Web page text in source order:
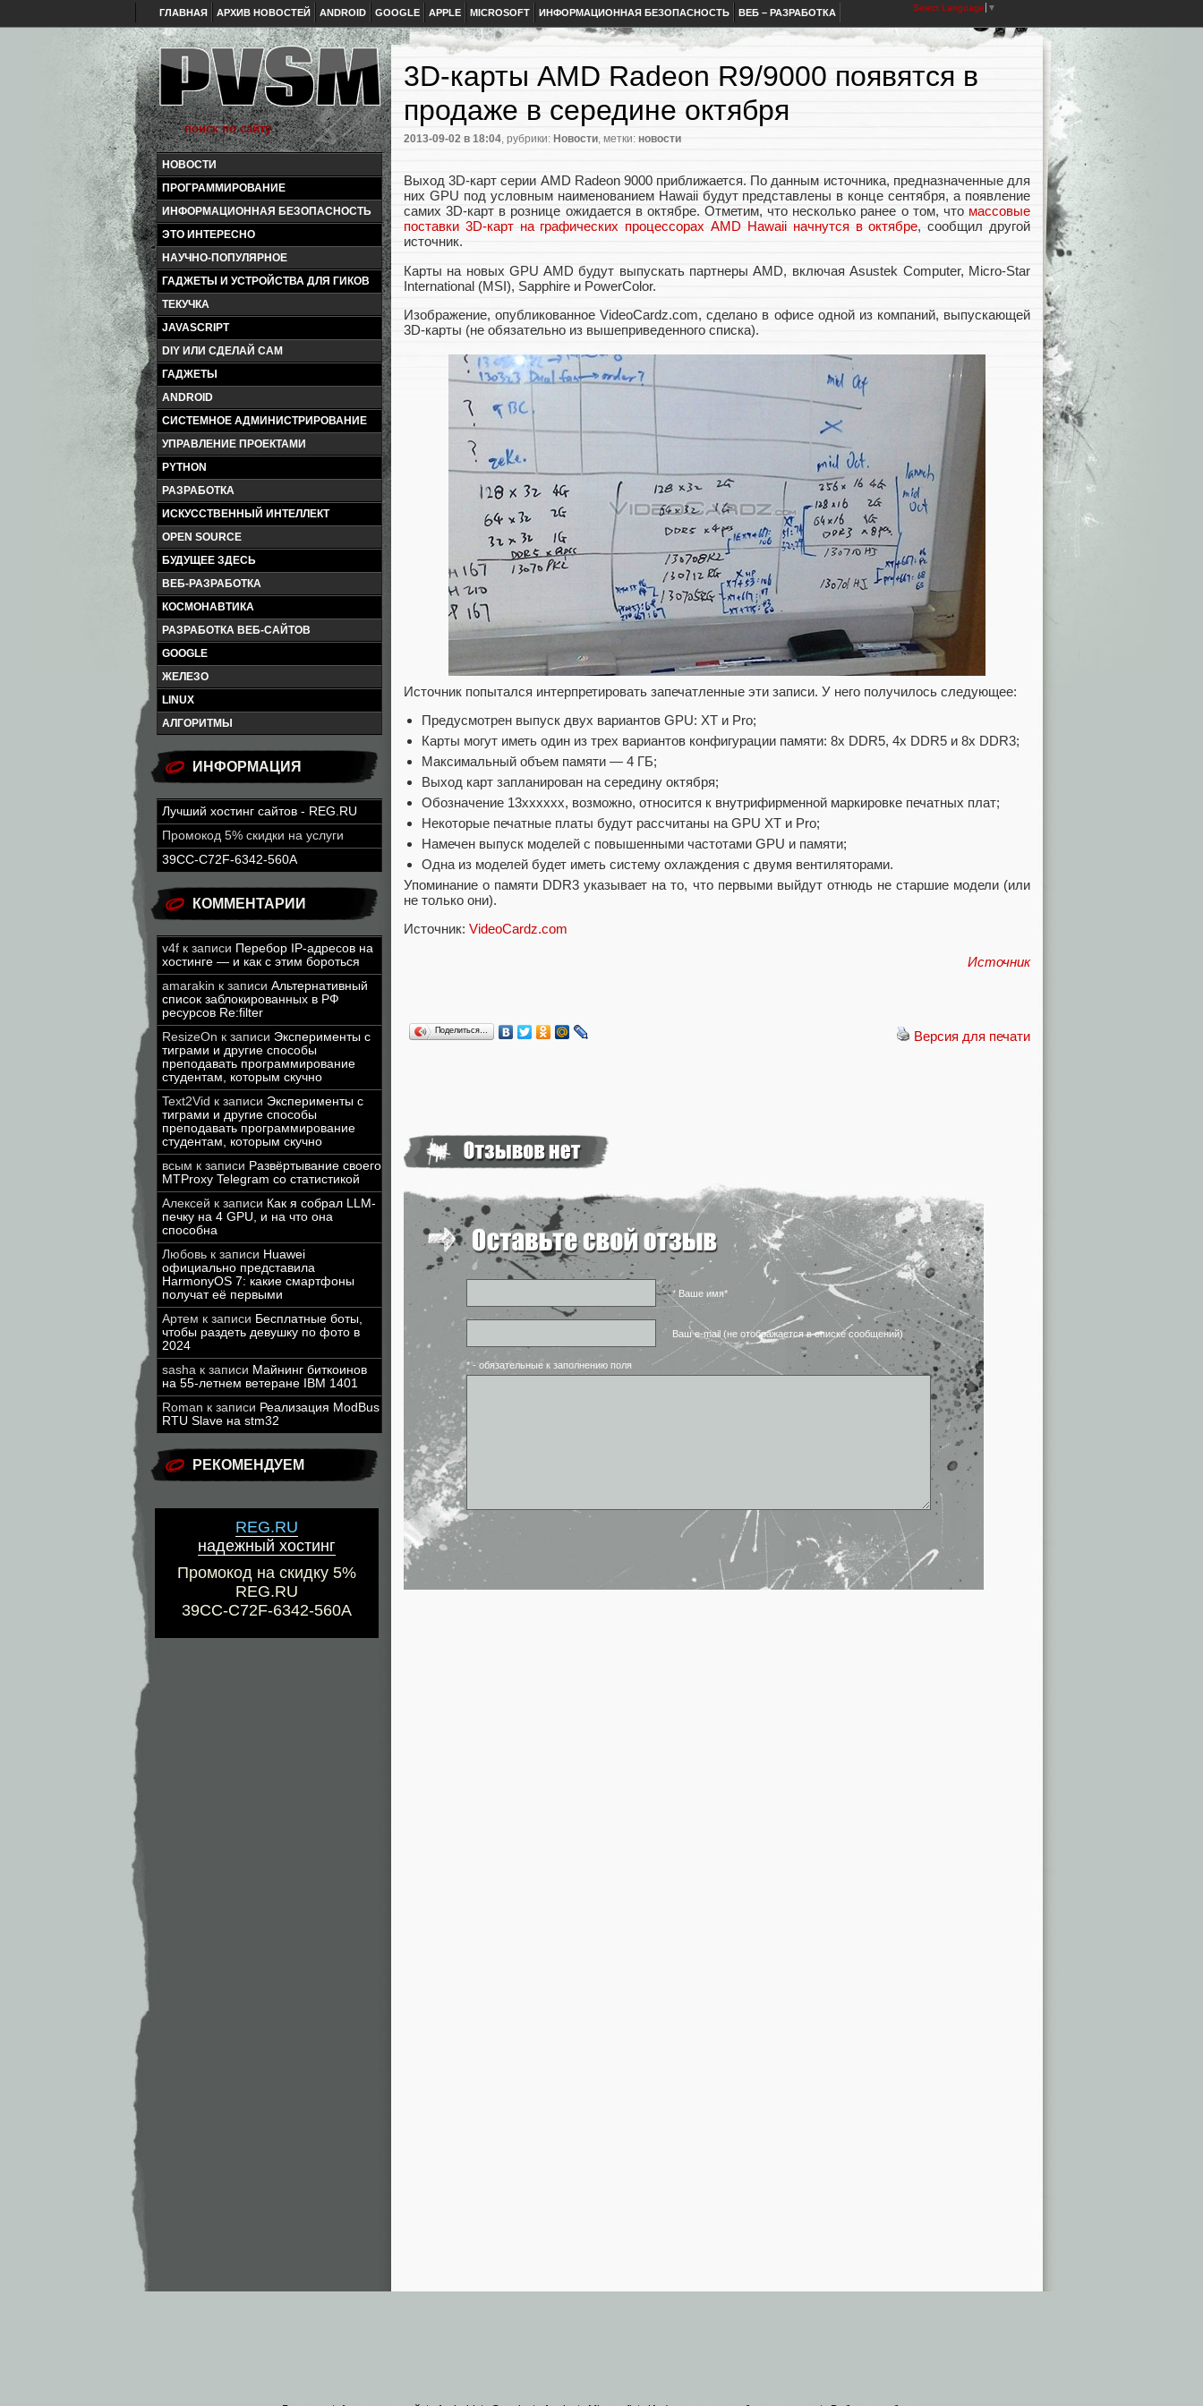
ГЛАВНАЯ АРХИВ НОВОСТЕЙ ANDROID GOOGLE APPLE MICROSOFT ИНФОРМАЦИОННАЯ БЕЗОПАСНОСТЬ ВЕБ – РАЗРАБОТКА Select Language ▼
НОВОСТИ
ПРОГРАММИРОВАНИЕ
ИНФОРМАЦИОННАЯ БЕЗОПАСНОСТЬ
ЭТО ИНТЕРЕСНО
НАУЧНО-ПОПУЛЯРНОЕ
ГАДЖЕТЫ И УСТРОЙСТВА ДЛЯ ГИКОВ
ТЕКУЧКА
JAVASCRIPT
DIY ИЛИ СДЕЛАЙ САМ
ГАДЖЕТЫ
ANDROID
СИСТЕМНОЕ АДМИНИСТРИРОВАНИЕ
УПРАВЛЕНИЕ ПРОЕКТАМИ
PYTHON
РАЗРАБОТКА
ИСКУССТВЕННЫЙ ИНТЕЛЛЕКТ
OPEN SOURCE
БУДУЩЕЕ ЗДЕСЬ
ВЕБ-РАЗРАБОТКА
КОСМОНАВТИКА
РАЗРАБОТКА ВЕБ-САЙТОВ
GOOGLE
ЖЕЛЕЗО
LINUX
АЛГОРИТМЫ
ИНФОРМАЦИЯ
Лучший хостинг сайтов - REG.RU
Промокод 5% скидки на услуги
39CC-C72F-6342-560A
КОММЕНТАРИИ
v4f к записи Перебор IP-адресов на
хостинге — и как с этим бороться
amarakin к записи Альтернативный
список заблокированных в РФ
ресурсов Re:filter
ResizeOn к записи Эксперименты с
тиграми и другие способы
преподавать программирование
студентам, которым скучно
Text2Vid к записи Эксперименты с
тиграми и другие способы
преподавать программирование
студентам, которым скучно
всым к записи Развёртывание своего
MTProxy Telegram со статистикой
Алексей к записи Как я собрал LLM-
печку на 4 GPU, и на что она
способна
Любовь к записи Huawei
официально представила
HarmonyOS 7: какие смартфоны
получат её первыми
Артем к записи Бесплатные боты,
чтобы раздеть девушку по фото в
2024
sasha к записи Майнинг биткоинов
на 55-летнем ветеране IBM 1401
Roman к записи Реализация ModBus
RTU Slave на stm32
РЕКОМЕНДУЕМ
REG.RU
надежный хостинг
Промокод на скидку 5%
REG.RU
39CC-C72F-6342-560A
3D-карты AMD Radeon R9/9000 появятся в
продаже в середине октября
2013-09-02 в 18:04, рубрики: Новости, метки: новости
Выход 3D-карт серии AMD Radeon 9000 приближается. По данным источника, предназначенные для
них GPU под условным наименованием Hawaii будут представлены в конце сентября, а появление
самих 3D-карт в рознице ожидается в октябре. Отметим, что несколько ранее о том, что массовые
поставки 3D-карт на графических процессорах AMD Hawaii начнутся в октябре, сообщил другой
источник.
Карты на новых GPU AMD будут выпускать партнеры AMD, включая Asustek Computer, Micro-Star
International (MSI), Sapphire и PowerColor.
Изображение, опубликованное VideoCardz.com, сделано в офисе одной из компаний, выпускающей
3D-карты (не обязательно из вышеприведенного списка).
Источник попытался интерпретировать запечатленные эти записи. У него получилось следующее:
Предусмотрен выпуск двух вариантов GPU: XT и Pro;
Карты могут иметь один из трех вариантов конфигурации памяти: 8x DDR5, 4x DDR5 и 8x DDR3;
Максимальный объем памяти — 4 ГБ;
Выход карт запланирован на середину октября;
Обозначение 13xxxxxx, возможно, относится к внутрифирменной маркировке печатных плат;
Некоторые печатные платы будут рассчитаны на GPU XT и Pro;
Намечен выпуск моделей с повышенными частотами GPU и памяти;
Одна из моделей будет иметь систему охлаждения с двумя вентиляторами.
Упоминание о памяти DDR3 указывает на то, что первыми выйдут отнюдь не старшие модели (или
не только они).
Источник: VideoCardz.com
Источник
Версия для печати
Поделиться…
* Ваше имя*
Ваш e-mail (не отображается в списке сообщений)
* - обязательные к заполнению поля